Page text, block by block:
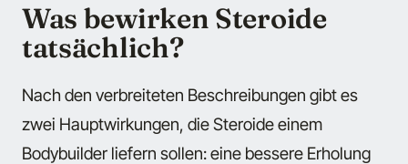
Was bewirken Steroide
tatsächlich?
Nach den verbreiteten Beschreibungen gibt es
zwei Hauptwirkungen, die Steroide einem
Bodybuilder liefern sollen: eine bessere Erholung